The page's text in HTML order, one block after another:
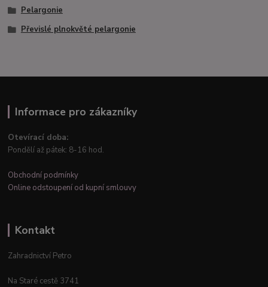
Pelargonie
Převislé plnokvěté pelargonie
Informace pro zákazníky
Otevírací doba:
Pondělí až pátek: 8-16 hod.
Obchodní podmínky
Online odstoupení od kupní smlouvy
Kontakt
Zahradnictví Petro
Na Staré cestě 3741